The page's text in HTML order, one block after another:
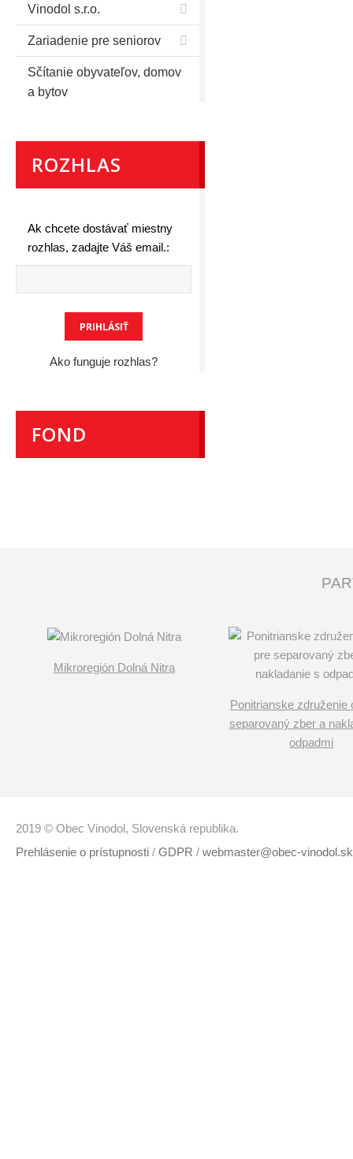
Vinodol s.r.o.
Zariadenie pre seniorov
Sčítanie obyvateľov, domov
a bytov
ROZHLAS
Ak chcete dostávať miestny
rozhlas, zadajte Váš email.:
Ako funguje rozhlas?
FOND
Mikroregión Dolná Nitra
Ponitrianske združenie
separovaný zber a
odpadmi
2019 © Obec Vinodol, Slovenská republika.
Prehlásenie o prístupnosti / GDPR / webmaster@obec-vinodol.sk